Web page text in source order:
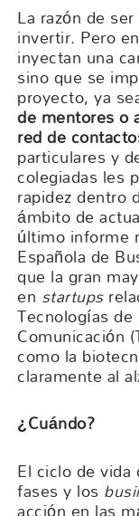
La razón de
invertir. Pero
inyectan una
sino que se
proyecto, ya
de mentores o
red de
particulares y
colegiadas les
rapidez dentro
ámbito de
último informe
Española de
que la gran
en startups
Tecnologías
Comunicación
como la
claramente al
¿Cuándo?
El ciclo de vida
fases y los